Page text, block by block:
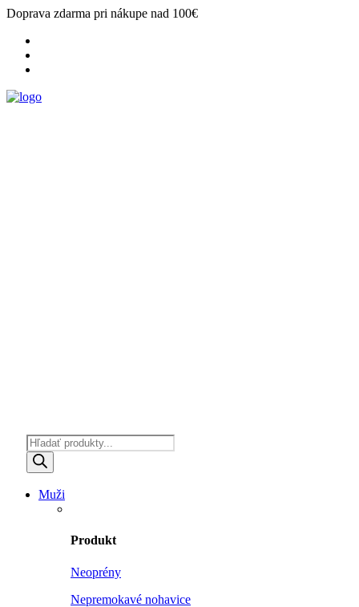
Doprava zdarma pri nákupe nad 100€
Products
search
Muži
Produkt
Neoprény
Nepremokavé nohavice